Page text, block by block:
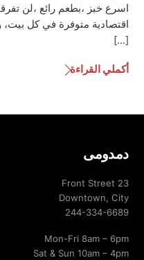
اسرع خبز ،بطعم رائع ،لن
اقتصادية متوفرة في كل
[…]
أكملي القراءة
دمدومى
23 Front Street
Downtown, City
244-334-6689
Mon-Fri 8am – 6pm
Sat & Sun 10am – 4pm